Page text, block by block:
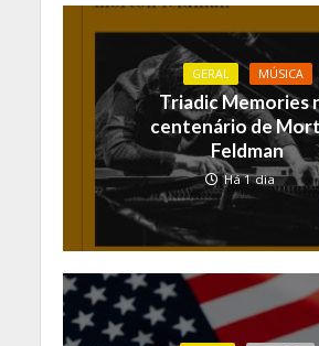
GERAL MÚSICA
Triadic Memories
centenário de
Feldman
Há 1 dia